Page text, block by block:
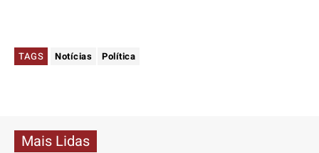
TAGS Notícias Política
Mais Lidas